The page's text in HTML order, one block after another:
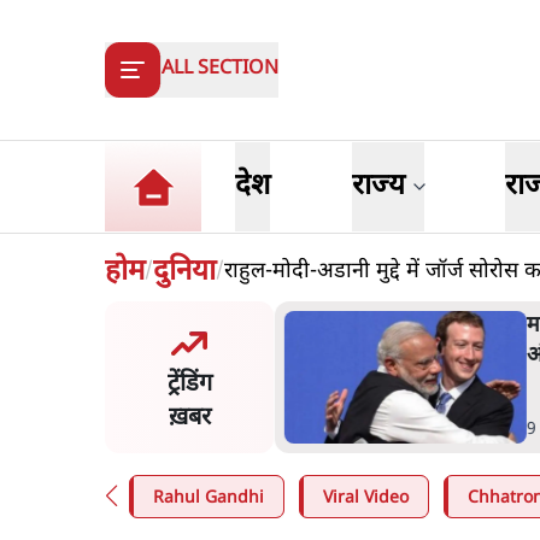
ALL SECTION
देश राज्य
होम/दुनिया/राहुल-मोदी-अडानी मुद्दे में जॉर्ज
ट्रेंडिंग
ख़बर
मोदी ‘गॉडफादर’ भागवत
Z पर सलाह मानेंः अभिजीत
Rahul Gandhi Viral Video